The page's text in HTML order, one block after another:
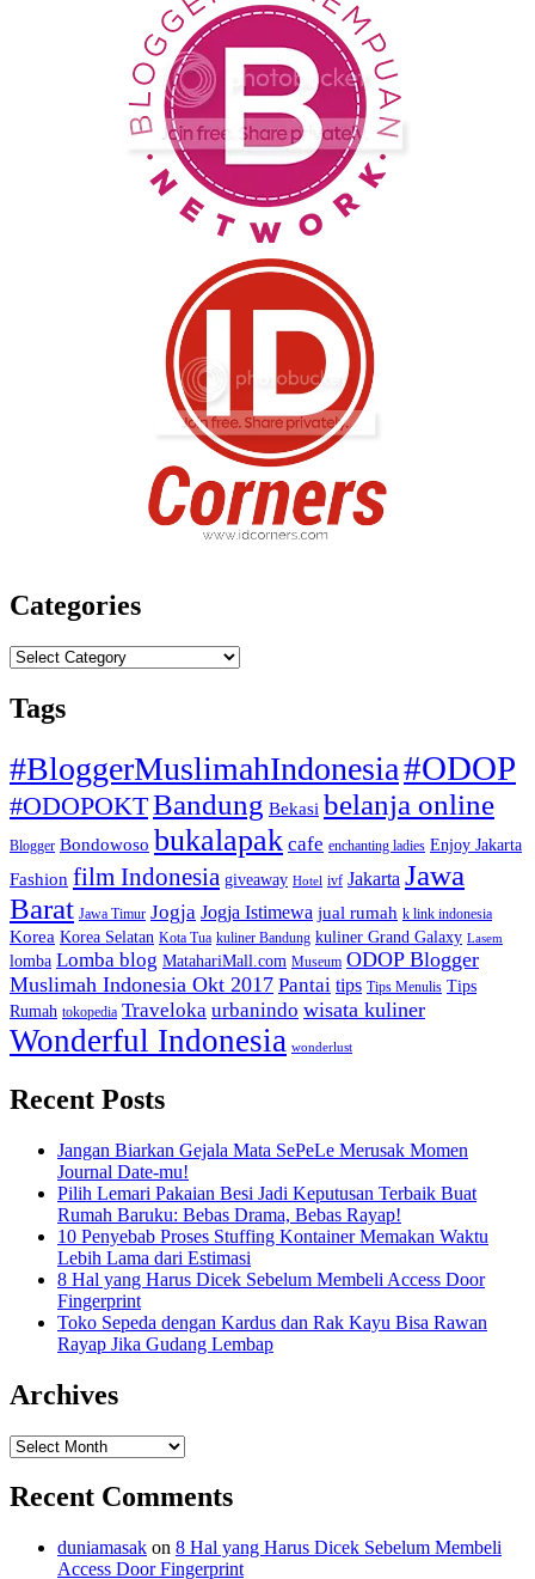
Categories
Categories
Tags
#BloggerMuslimahIndonesia#ODOP
#ODOPOKTBandung Bekasi belanja online
Blogger Bondowoso bukalapak cafe enchanting ladies Enjoy Jakarta
Fashion film Indonesia giveaway Hotel ivf Jakarta Jawa
Barat Jawa Timur Jogja Jogja Istimewa jual rumah k link indonesia
Korea Korea Selatan Kota Tua kuliner Bandung kuliner Grand Galaxy Lasem
lomba Lomba blog MatahariMall.com Museum ODOP Blogger
Muslimah Indonesia Okt 2017 Pantai tips Tips Menulis Tips
Rumah tokopedia Traveloka urbanindo wisata kuliner
Wonderful Indonesia wonderlust
Recent Posts
Jangan Biarkan Gejala Mata SePeLe Merusak Momen
Journal Date-mu!
Pilih Lemari Pakaian Besi Jadi Keputusan Terbaik Buat
Rumah Baruku: Bebas Drama, Bebas Rayap!
10 Penyebab Proses Stuffing Kontainer Memakan Waktu
Lebih Lama dari Estimasi
8 Hal yang Harus Dicek Sebelum Membeli Access Door
Fingerprint
Toko Sepeda dengan Kardus dan Rak Kayu Bisa Rawan
Rayap Jika Gudang Lembap
Archives
Archives
Recent Comments
duniamasak on 8 Hal yang Harus Dicek Sebelum Membeli
Access Door Fingerprint